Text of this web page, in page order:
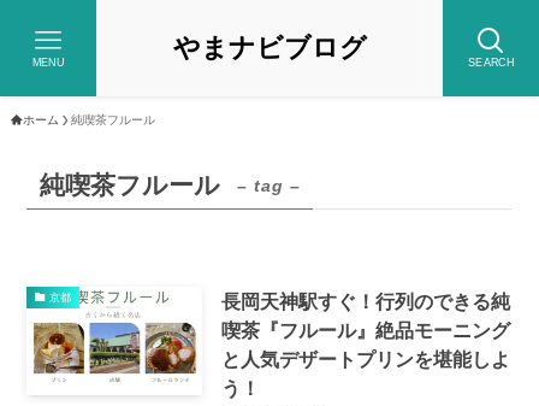
やまナビブログ SEARCH
MENU
ホーム 純喫茶フルール
純喫茶フルール – tag –
京都
長岡天神駅すぐ！行列のできる純
喫茶『フルール』絶品モーニング
と人気デザートプリンを堪能しよ
う！